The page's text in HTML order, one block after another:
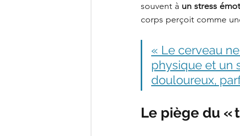
souvent à un stress
corps perçoit comme
« Le cerveau
physique et un
douloureux,
Le piège du «